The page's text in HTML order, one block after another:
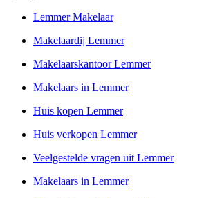
Lemmer Makelaar
Makelaardij Lemmer
Makelaarskantoor Lemmer
Makelaars in Lemmer
Huis kopen Lemmer
Huis verkopen Lemmer
Veelgestelde vragen uit Lemmer
Makelaars in Lemmer